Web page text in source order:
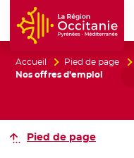
Accueil
Accueil Pied de page
Nos offres d’emploi
Pied de page